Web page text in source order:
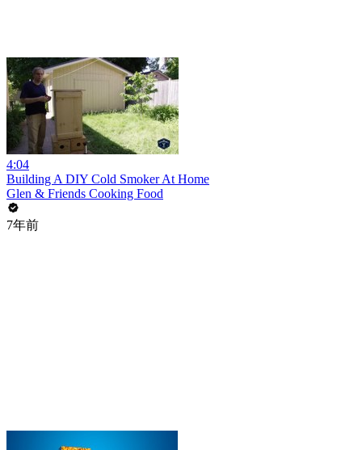
4:04
Building A DIY Cold Smoker At Home
Glen & Friends Cooking Food
7年前